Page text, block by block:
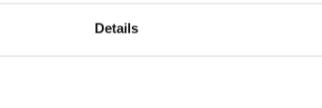
Details
Bertolucci, per vedere il quale nel
in molti aspettano di scoprire come andrà
che lo avrebbe saputo dire al suo 90mo
da sistemi gerarchici” discriminatori per